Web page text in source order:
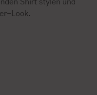
Shirt stylen und
Look.